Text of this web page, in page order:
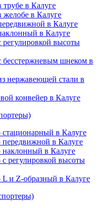
в Калуге
желобе в Калуге
в Калуге
в Калуге
высоты
бесстержневым шнеком в
нержавеющей стали в
конвейер в Калуге
в Калуге
в Калуге
в Калуге
регулировкой высоты
и Z-образный в Калуге